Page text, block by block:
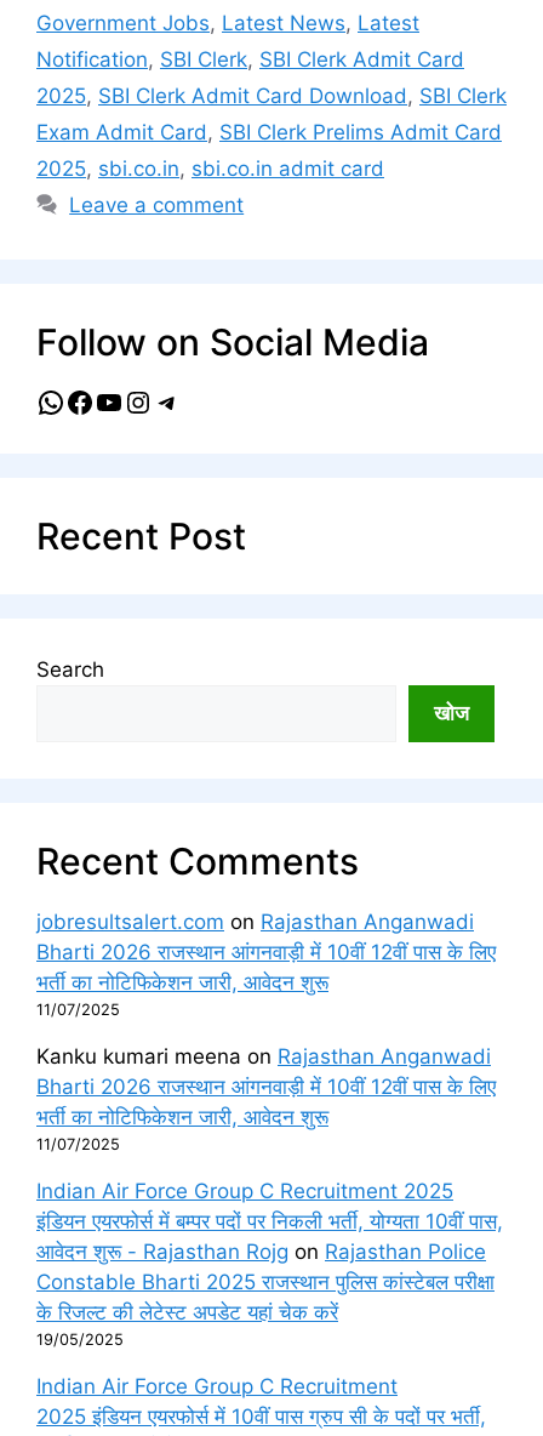
Government Jobs, Latest News, Latest
Notification, SBI Clerk, SBI Clerk Admit Card
2025, SBI Clerk Admit Card Download , SBI Clerk
Exam Admit Card , SBI Clerk Prelims Admit Card
2025, sbi.co.in, sbi.co.in admit card
Leave a comment
Follow on Social Media
WhatsApp
Facebook
YouTube
Instagram
Telegram
Recent Post
Search
खोज
Recent Comments
jobresultsalert.com on Rajasthan Anganwadi
Bharti 2026 राजस्थान आंगनवाड़ी में 10वीं 12वीं पास के लिए
भर्ती का नोटिफिकेशन जारी, आवेदन शुरू
11/07/2025
Kanku kumari meena on Rajasthan Anganwadi
Bharti 2026 राजस्थान आंगनवाड़ी में 10वीं 12वीं पास के लिए
भर्ती का नोटिफिकेशन जारी, आवेदन शुरू
11/07/2025
Indian Air Force Group C Recruitment 2025
इंडियन एयरफोर्स में बम्पर पदों पर निकली भर्ती, योग्यता 10वीं पास,
आवेदन शुरू - Rajasthan Rojg on Rajasthan Police
Constable Bharti 2025 राजस्थान पुलिस कांस्टेबल परीक्षा
के रिजल्ट की लेटेस्ट अपडेट यहां चेक करें
19/05/2025
Indian Air Force Group C Recruitment
2025 इंडियन एयरफोर्स में 10वीं पास ग्रुप सी के पदों पर भर्ती,